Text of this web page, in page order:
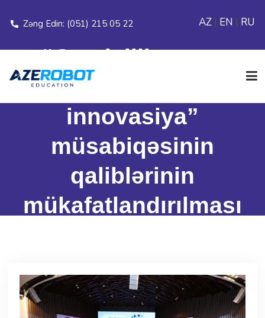
Zəng Edin: (051) 215 05 22 AZ | EN | RU
ƏSAS SƏHİFƏ
MODULLAR
HAQQIMIZDA
“Gəmiçilik, gənc
ixtiraçılar və
innovasiya”
müsabiqəsinin
qaliblərinin
mükafatlandırılması